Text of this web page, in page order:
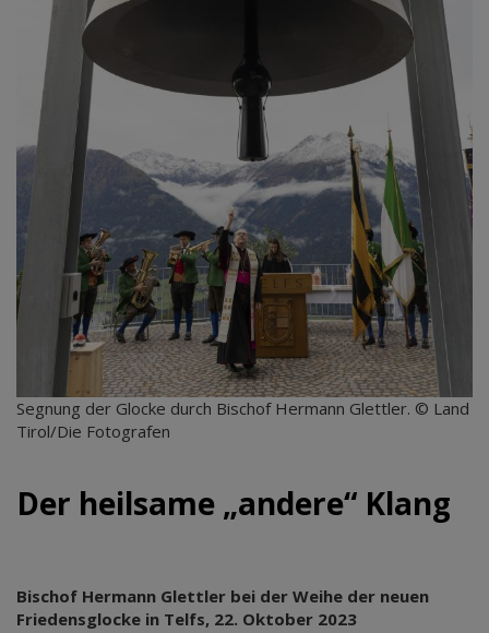
Segnung der Glocke durch Bischof Hermann Glettler. © Land
Tirol/Die Fotografen
Der heilsame „andere“ Klang
Bischof Hermann Glettler bei der Weihe der neuen
Friedensglocke in Telfs, 22. Oktober 2023